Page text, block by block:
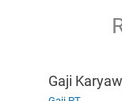
Gaji